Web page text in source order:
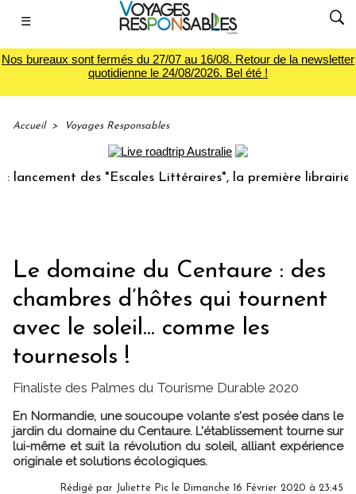
☰
Nos bureaux sont fermés du 27/07 au 16/08. Retour de la newsletter
quotidienne le 24/08/2026. Bel été !
Accueil > Voyages Responsables
des "Escales Littéraires", la première librairie du
Le domaine du Centaure : des
chambres d’hôtes qui tournent
avec le soleil... comme les
tournesols !
Finaliste des Palmes du Tourisme Durable 2020
En Normandie, une soucoupe volante s'est posée dans le
jardin du domaine du Centaure. L'établissement tourne sur
lui-même et suit la révolution du soleil, alliant expérience
originale et solutions écologiques.
Rédigé par Juliette Pic le Dimanche 16 Février 2020 à 23:45